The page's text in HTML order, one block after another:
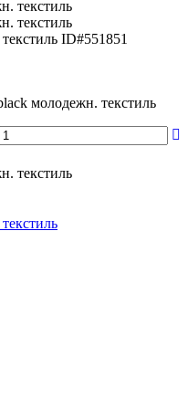
ID#551851
молодежн. текстиль